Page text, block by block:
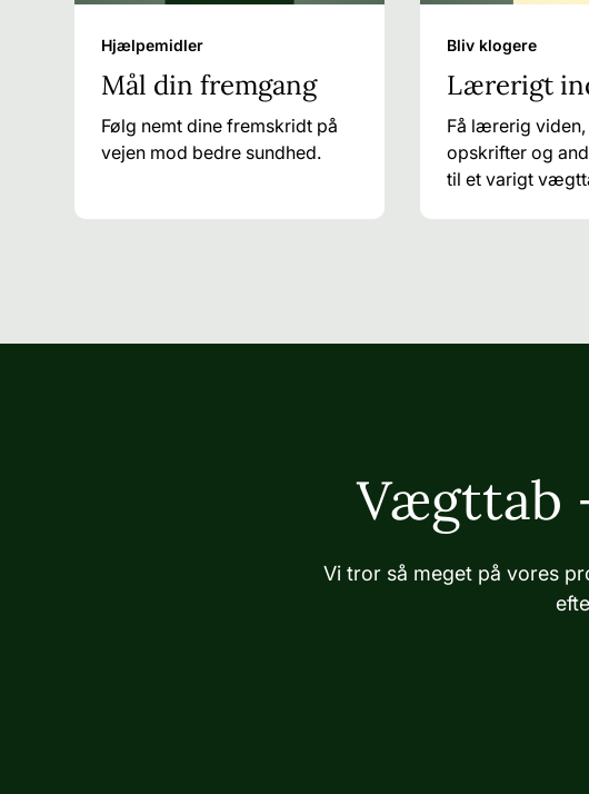
Hjælpemidler
Mål din fremgang
Følg nemt dine fremskridt på
vejen mod bedre sundhed.
Bliv klogere
Lærerigt
Få lærerig viden,
opskrifter og
til et varigt
Vægttab
Vi tror så meget på vores